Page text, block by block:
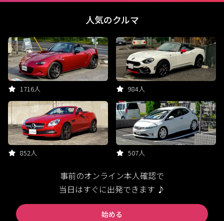
人気のクルマ
1716人 984人
852人 507人
事前のオンライン本人確認で
当日はすぐに出発できます ♪
始める